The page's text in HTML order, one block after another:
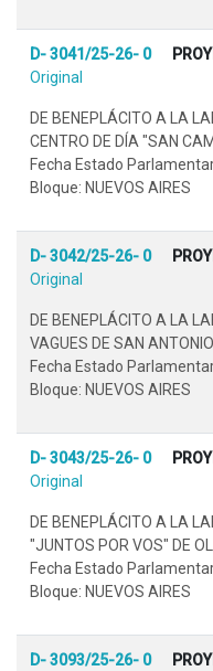
D- 3041/25-26- 0
Original
DE BENEPLÁCITO A LA
CENTRO DE DÍA "SAN
Fecha Estado
Bloque: NUEVOS AIRES
D- 3042/25-26- 0
Original
DE BENEPLÁCITO A LA
VAGUES DE SAN ANTONIO
Fecha Estado
Bloque: NUEVOS AIRES
D- 3043/25-26- 0
Original
DE BENEPLÁCITO A LA
"JUNTOS POR VOS" DE
Fecha Estado
Bloque: NUEVOS AIRES
D- 3093/25-26- 0